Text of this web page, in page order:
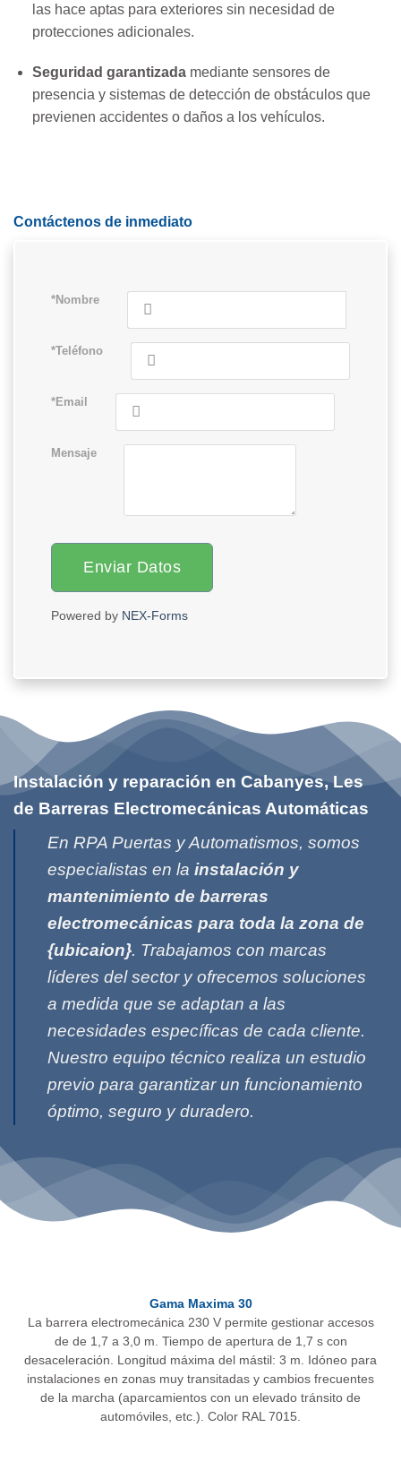
las hace aptas para exteriores sin necesidad de
protecciones adicionales.
Seguridad garantizadamediante sensores de
presencia y sistemas de detección de obstáculos que
previenen accidentes o daños a los vehículos.
Contáctenos de inmediato
*Nombre
*Teléfono
*Email
Mensaje
Enviar Datos
Powered by NEX-Forms
Instalación y reparación en Cabanyes, Les
de Barreras Electromecánicas Automáticas
En RPA Puertas y Automatismos, somos
especialistas en la instalación y
mantenimiento de barreras
electromecánicas para toda la zona de
{ubicaion}. Trabajamos con marcas
líderes del sector y ofrecemos soluciones
a medida que se adaptan a las
necesidades específicas de cada cliente.
Nuestro equipo técnico realiza un estudio
previo para garantizar un funcionamiento
óptimo, seguro y duradero.
Gama Maxima 30
La barrera electromecánica 230 V permite gestionar accesos
de de 1,7 a 3,0 m. Tiempo de apertura de 1,7 s con
desaceleración. Longitud máxima del mástil: 3 m. Idóneo para
instalaciones en zonas muy transitadas y cambios frecuentes
de la marcha (aparcamientos con un elevado tránsito de
automóviles, etc.). Color RAL 7015.